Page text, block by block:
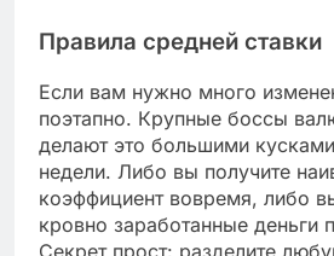
Правила средней ставки
Если вам нужно много
поэтапно. Крупные боссы
делают это большими
недели. Либо вы получите
коэффициент вовремя, либо
кровно заработанные деньги